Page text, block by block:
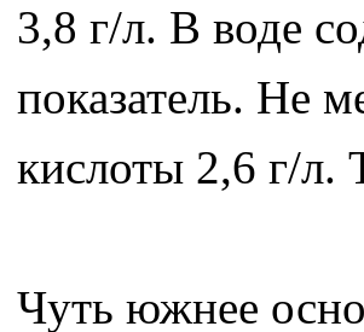
3,8 г/л. В воде
показатель. Не
кислоты 2,6 г/л.
Чуть южнее